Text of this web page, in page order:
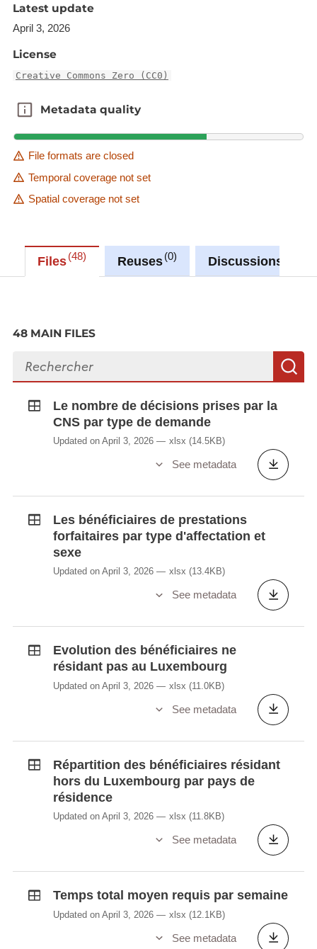
les aides et soins pour les actes essentiels
de la vie
les activités d'appui à l'indépendance
les activités d'accompagnement en
les activités de garde
ménage
les adaptations de logement
les aides techniques
la formation pour les aides techniques et
Latest update
April 3, 2026
License
Creative Commons Zero (CC0)
Metadata quality
Metadata quality
File formats are closed
Temporal coverage not set
Spatial coverage not set
Files 48 Reuses 0 Discussions
48 MAIN FILES
Search files
Le nombre de décisions prises par la
CNS par type de demande
Updated on April 3, 2026 xlsx (14.5KB)
See metadata
Les bénéficiaires de prestations
forfaitaires par type d'affectation et
sexe
Updated on April 3, 2026 xlsx (13.4KB)
See metadata
Evolution des bénéficiaires ne
résidant pas au Luxembourg
Updated on April 3, 2026 xlsx (11.0KB)
See metadata
Répartition des bénéficiaires résidant
hors du Luxembourg par pays de
résidence
Updated on April 3, 2026 xlsx (11.8KB)
See metadata
Temps total moyen requis par semaine
Updated on April 3, 2026 xlsx (12.1KB)
See metadata